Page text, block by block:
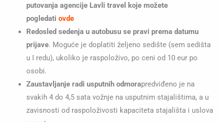
putovanja agencije Lavli travel koje možete
pogledati ovde
Redosled sedenja u autobusu se pravi prema datumu
prijave. Moguće je doplatiti željeno sedište (sem sedišta
u I redu), ukoliko je raspoloživo, po ceni od 10 eur po
osobi.
Zaustavljanje radi usputnih odmorapredviđeno je na
svakih 4 do 4,5 sata vožnje na usputnim stajalištima, a u
zavisnosti od raspoloživosti kapaciteta stajališta i uslova